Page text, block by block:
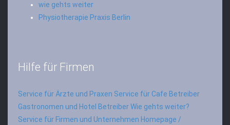
wie gehts weiter
Physiotherapie Praxis Berlin
Hilfe für Firmen
Service für Ärzte und Praxen Service für Cafe Betreiber
Gastronomen und Hotel BetreiberWie gehts weiter?
Service für Firmen und Unternehmen Homepage /